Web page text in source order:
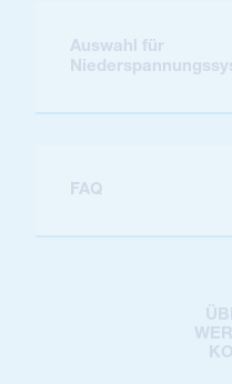
Auswahl für
FAQ